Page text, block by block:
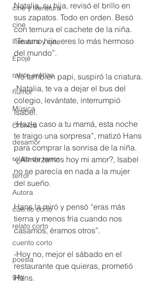
cine y literatura
cine
literatura y cine
Epojé
relato erótico
humor
Música
Crónica
desamor
relato de terror
terror
Autora
cuento corto
relato corto
cuento corto
poesía
gay
Natalia, su hija, revisó el brillo en
sus zapatos. Todo en orden. Besó
con ternura el cachete de la niña.
“Te amo hija, eres lo más hermoso
del mundo”.
-Yo también papi, suspiró la criatura.
-Natalia, te va a dejar el bus del
colegio, levántate, interrumpió
Isabel.
-Hazle caso a tu mamá, esta noche
te traigo una sorpresa”, matizó Hans
para comprar la sonrisa de la niña.
-¿Almorzamos hoy mi amor?, Isabel
no se parecía en nada a la mujer
del sueño.
Hans la miró y pensó “eras más
tierna y menos fría cuando nos
casamos, éramos otros”.
-Hoy no, mejor el sábado en el
restaurante que quieras, prometió
Hans.